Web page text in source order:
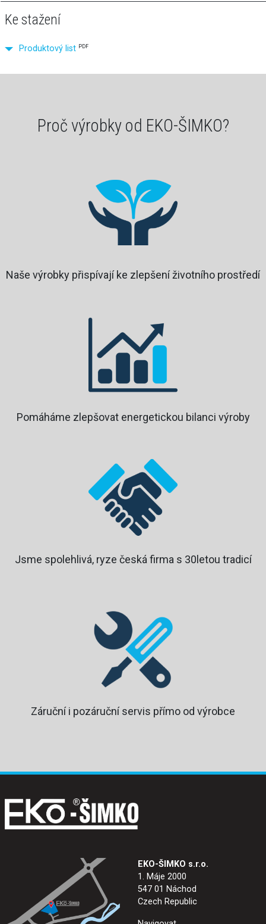
Ke stažení
Produktový list PDF
Proč výrobky od EKO-ŠIMKO?
Naše výrobky přispívají ke zlepšení životního prostředí
Pomáháme zlepšovat energetickou bilanci výroby
Jsme spolehlivá, ryze česká firma s 30letou tradicí
Záruční i pozáruční servis přímo od výrobce
EKO-ŠIMKO s.r.o.
1. Máje 2000
547 01 Náchod
Czech Republic